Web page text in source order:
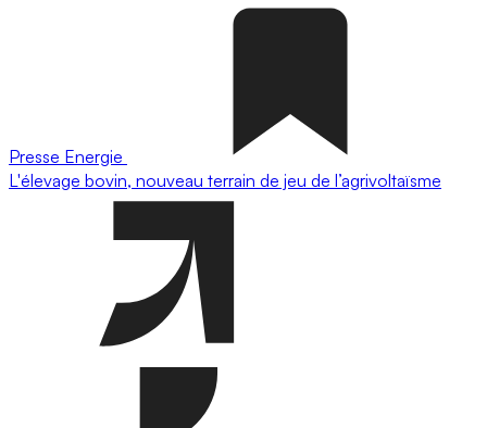
Presse Energie
L'élevage bovin, nouveau terrain de jeu de l’agrivoltaïsme